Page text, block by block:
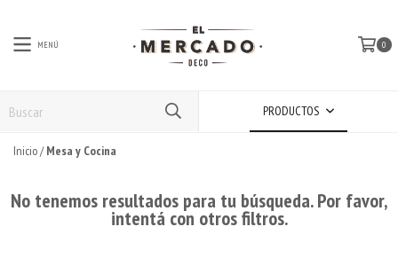
MENÚ 0
PRODUCTOS
Inicio/ Mesa y Cocina
No tenemos resultados para tu búsqueda. Por favor,
intentá con otros filtros.